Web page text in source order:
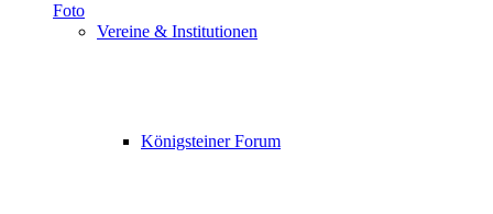
Vereine & Institutionen
Königsteiner Forum
Foto